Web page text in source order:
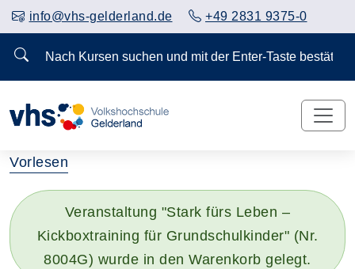
info@vhs-gelderland.de +49 2831 9375-0
Nach Kursen suchen und mit der Enter-Taste
Vorlesen
Veranstaltung "Stark fürs Leben –
Kickboxtraining für Grundschulkinder" (Nr.
8004G) wurde in den Warenkorb gelegt.